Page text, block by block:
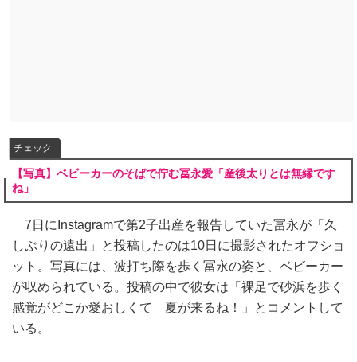
チェック
【写真】ベビーカーのそばで佇む冨永愛「産後太りとは無縁です
ね」
7日にInstagramで第2子出産を報告していた冨永が「久
しぶりの遠出」と投稿したのは10日に撮影されたオフショ
ット。写真には、波打ち際を歩く冨永の姿と、ベビーカー
が収められている。投稿の中で彼女は「裸足で砂浜を歩く
感覚がどこか愛おしくて 夏が来るね！」とコメントして
いる。